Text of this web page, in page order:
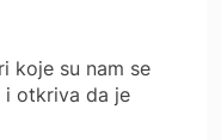
koje su nam se
i otkriva da je